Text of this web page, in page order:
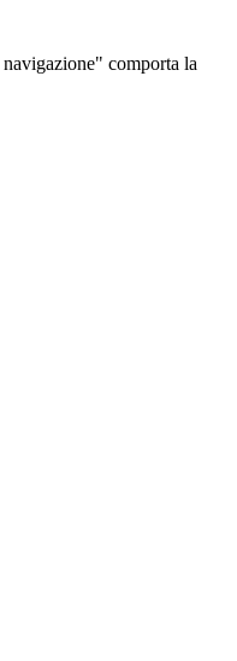
comporta la